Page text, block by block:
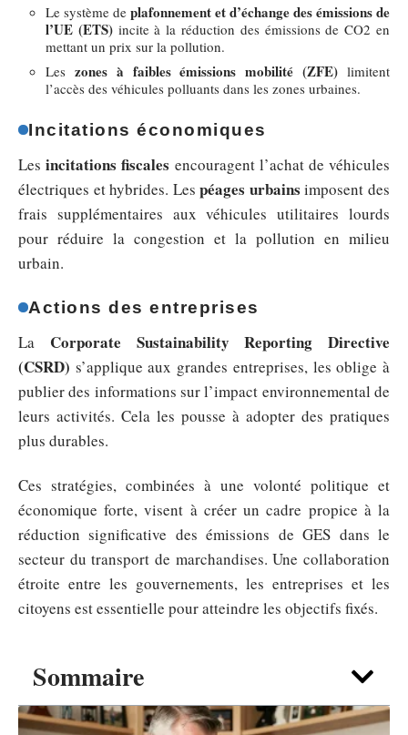
Sommaire
Le système de plafonnement et d’échange des émissions de
l’UE (ETS)incite à la réduction des émissions de CO2 en
mettant un prix sur la pollution.
Les zones à faibles émissions mobilité (ZFE) limitent
l’accès des véhicules polluants dans les zones urbaines.
Incitations économiques
Lesincitations fiscales encouragent l’achat de véhicules
électriques et hybrides. Lespéages urbains imposent des
frais supplémentaires aux véhicules utilitaires lourds
pour réduire la congestion et la pollution en milieu
urbain.
Actions des entreprises
La Corporate Sustainability Reporting Directive
(CSRD) s’applique aux grandes entreprises, les oblige à
publier des informations sur l’impact environnemental de
leurs activités. Cela les pousse à adopter des pratiques
plus durables.
Ces stratégies, combinées à une volonté politique et
économique forte, visent à créer un cadre propice à la
réduction significative des émissions de GES dans le
secteur du transport de marchandises. Une collaboration
étroite entre les gouvernements, les entreprises et les
citoyens est essentielle pour atteindre les objectifs fixés.